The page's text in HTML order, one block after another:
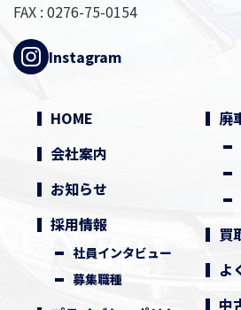
FAX : 0276-75-0154
Instagram
HOME
会社案内
お知らせ
採用情報
社員インタビュー
募集職種
廃
買
よ
中